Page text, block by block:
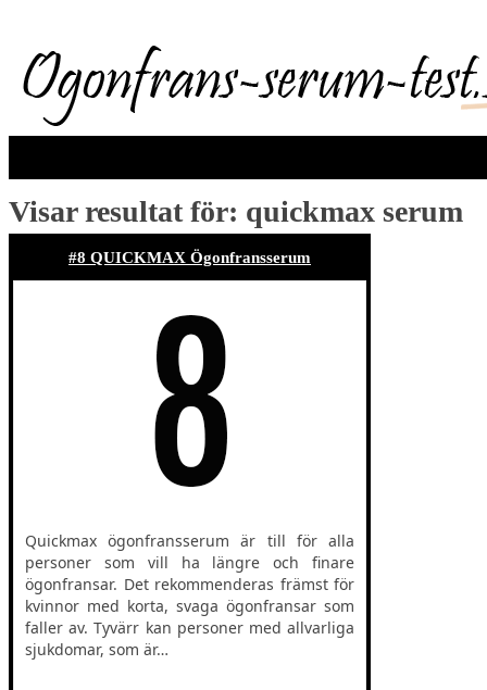
Visar resultat för: quickmax serum
#8 QUICKMAX Ögonfransserum
Quickmax ögonfransserum är till för alla
personer som vill ha längre och finare
ögonfransar. Det rekommenderas främst för
kvinnor med korta, svaga ögonfransar som
faller av. Tyvärr kan personer med allvarliga
sjukdomar, som är…